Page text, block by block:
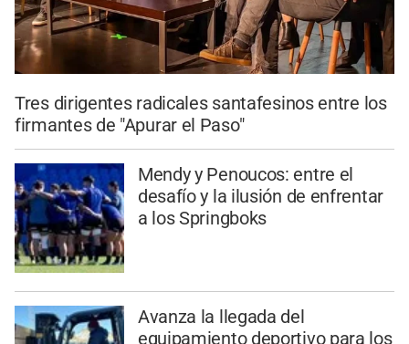
Tres dirigentes radicales santafesinos entre los
firmantes de "Apurar el Paso"
Mendy y Penoucos: entre el
desafío y la ilusión de enfrentar
a los Springboks
Avanza la llegada del
equipamiento deportivo para los